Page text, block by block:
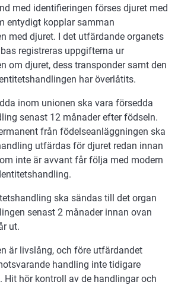
med identifieringen förses djuret med
entydigt kopplar samman
med djuret. I det utfärdande organets
registreras uppgifterna ur
om djuret, dess transponder samt den
har överlåtits.
inom unionen ska vara försedda
senast 12 månader efter födseln.
från födelseanläggningen ska
utfärdas för djuret redan innan
inte är avvant får följa med modern
ska sändas till det organ
senast 2 månader innan ovan
ut.
är livslång, och före utfärdandet
handling inte tidigare
Hit hör kontroll av de handlingar och